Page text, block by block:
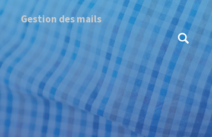
Gestion des mails
Search: